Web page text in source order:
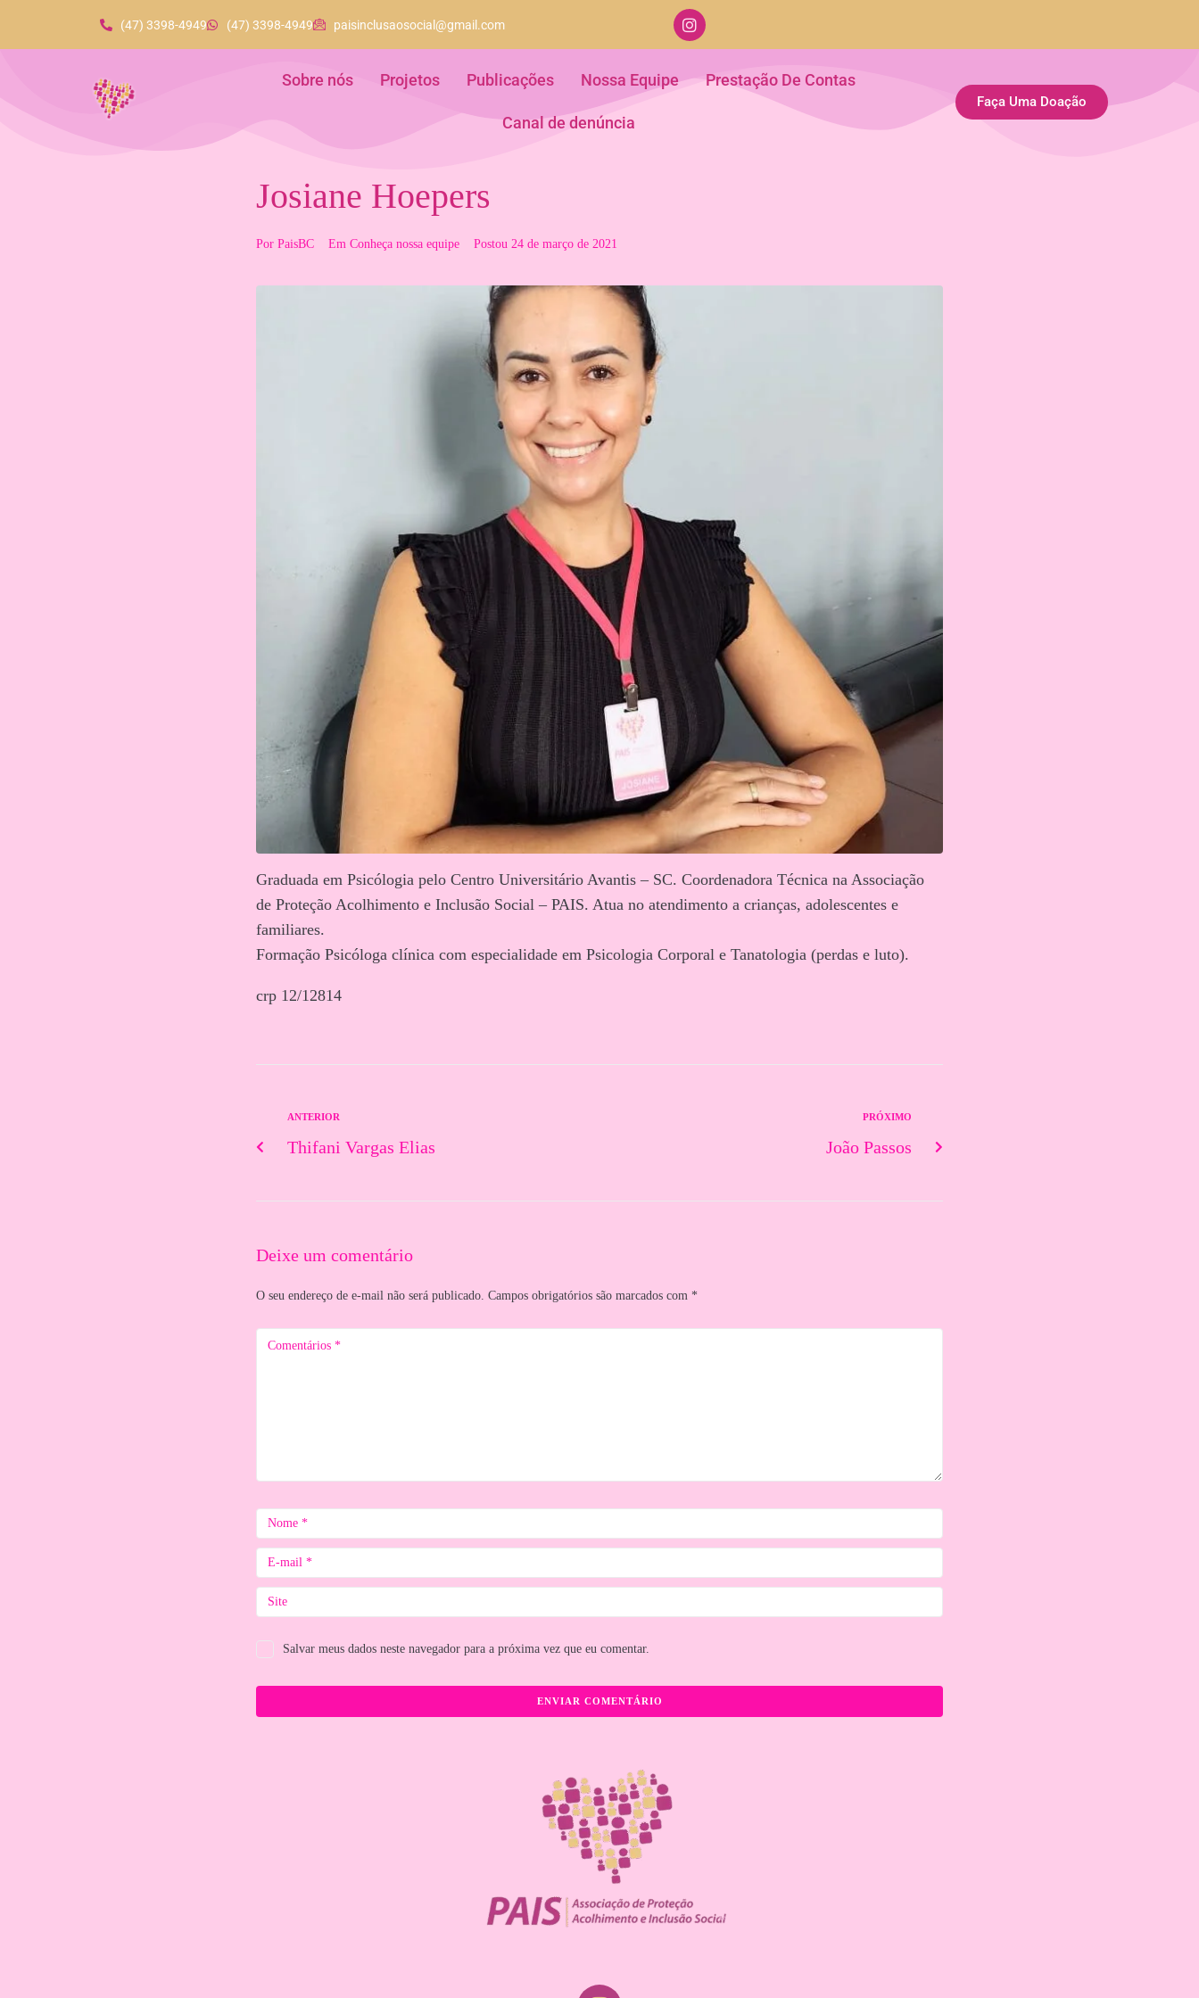
(47) 3398-4949 (47) 3398-4949 paisinclusaosocial@gmail.com
Sobre nós Projetos Publicações Nossa Equipe Prestação De Contas
Canal de denúncia
Faça Uma Doação
Josiane Hoepers
Por PaisBC Em Conheça nossa equipe Postou 24 de março de 2021
Graduada em Psicólogia pelo Centro Universitário Avantis – SC. Coordenadora Técnica na Associação
de Proteção Acolhimento e Inclusão Social – PAIS. Atua no atendimento a crianças, adolescentes e
familiares.
Formação Psicóloga clínica com especialidade em Psicologia Corporal e Tanatologia (perdas e luto).
crp 12/12814
ANTERIOR
Thifani Vargas Elias
PRÓXIMO
João Passos
Deixe um comentário
O seu endereço de e-mail não será publicado. Campos obrigatórios são marcados com *
Salvar meus dados neste navegador para a próxima vez que eu comentar.